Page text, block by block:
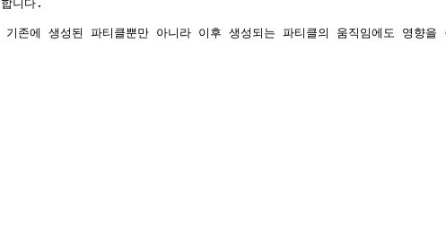
니다.
에 생성된 파티클뿐만 아니라 이후 생성되는 파티클의 움직임에도 영향을